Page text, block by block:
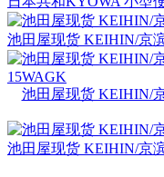
池田屋现货 KEIHIN/京
池田屋现货 KEIHIN/
池田屋现货 KEIHIN/京